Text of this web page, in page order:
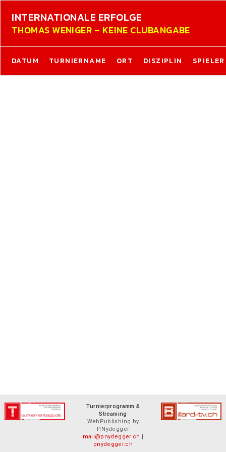
INTERNATIONALE ERFOLGE
THOMAS WENIGER – KEINE CLUBANGABE
DATUM TURNIERNAME ORT DISZIPLIN SPIELER
Turnierprogramm &
Streaming
WebPublishing by
P.Nydegger
mail@pnydegger.ch |
pnydegger.ch